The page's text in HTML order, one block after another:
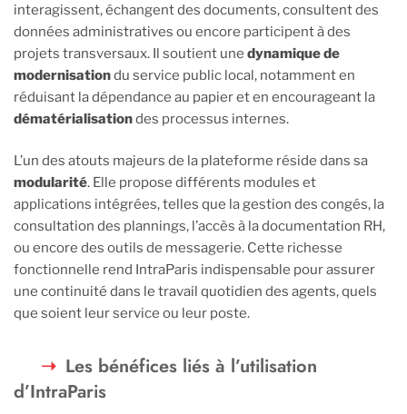
interagissent, échangent des documents, consultent des
données administratives ou encore participent à des
projets transversaux. Il soutient une dynamique de
modernisationdu service public local, notamment en
réduisant la dépendance au papier et en encourageant la
dématérialisationdes processus internes.
L’un des atouts majeurs de la plateforme réside dans sa
modularité. Elle propose différents modules et
applications intégrées, telles que la gestion des congés, la
consultation des plannings, l’accès à la documentation RH,
ou encore des outils de messagerie. Cette richesse
fonctionnelle rend IntraParis indispensable pour assurer
une continuité dans le travail quotidien des agents, quels
que soient leur service ou leur poste.
Les bénéfices liés à l’utilisation
d’IntraParis